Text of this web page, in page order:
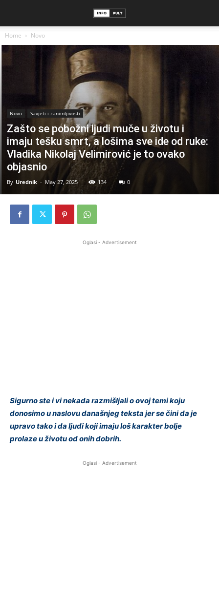
Home Novo
Novo Savjeti i zanimljivosti
Zašto se pobožni ljudi muče u životu i
imaju tešku smrt, a lošima sve ide od ruke:
Vladika Nikolaj Velimirović je to ovako
objasnio
By Urednik - May 27, 2025 134 0
Oglasi - Advertisement
Sigurno ste i vi nekada razmišljali o ovoj temi koju
donosimo u naslovu današnjeg teksta jer se čini da je
upravo tako i da ljudi koji imaju loš karakter bolje
prolaze u životu od onih dobrih.
Oglasi - Advertisement